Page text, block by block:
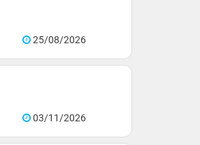
25/08/2026
03/11/2026